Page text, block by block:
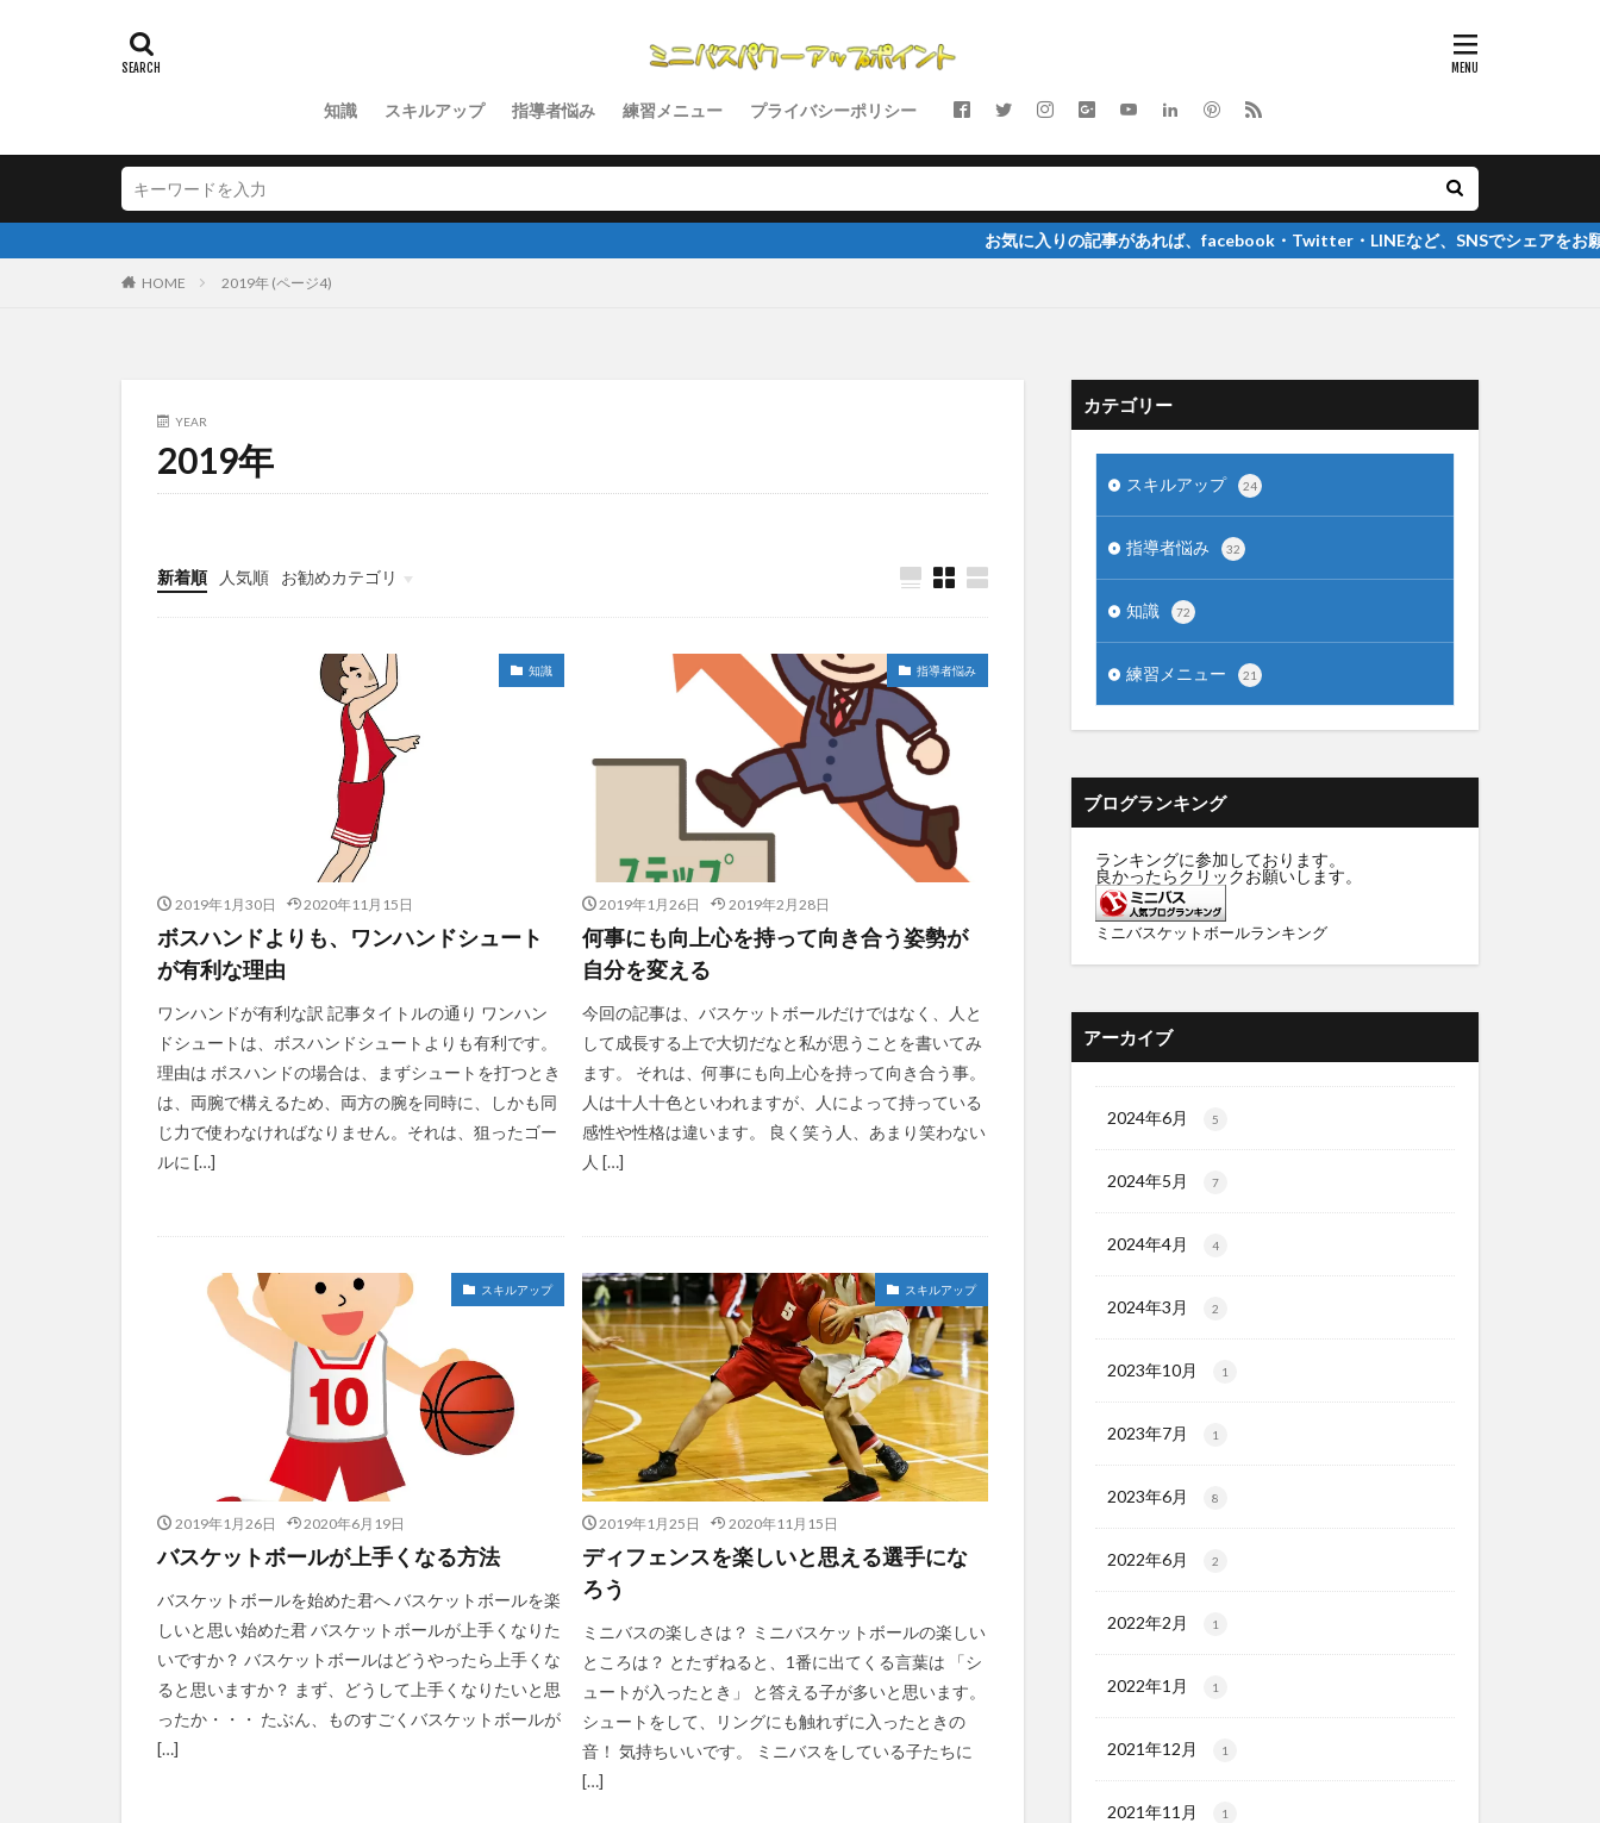
知識 スキルアップ 指導者悩み 練習メニュー プライバシーポリシー
お気に入りの記事があれば、facebook・Twitter・LINEなど、SNSでシェアをお願いします
HOME 2019年 (ページ4)
YEAR
2019年
新着順 人気順
お勧めカテゴリ
指導者悩み
知識
2019年1月30日 2020年11月15日
ボスハンドよりも、ワンハンドシュート
が有利な理由
ワンハンドが有利な訳 記事タイトルの通り ワンハン
ドシュートは、ボスハンドシュートよりも有利です。
理由は ボスハンドの場合は、まずシュートを打つとき
は、両腕で構えるため、両方の腕を同時に、しかも同
じ力で使わなければなりません。それは、狙ったゴー
ルに […]
指導者悩み
2019年1月26日 2019年2月28日
何事にも向上心を持って向き合う姿勢が
自分を変える
今回の記事は、バスケットボールだけではなく、人と
して成長する上で大切だなと私が思うことを書いてみ
ます。 それは、何事にも向上心を持って向き合う事。
人は十人十色といわれますが、人によって持っている
感性や性格は違います。 良く笑う人、あまり笑わない
人 […]
スキルアップ
2019年1月26日 2020年6月19日
バスケットボールが上手くなる方法
バスケットボールを始めた君へ バスケットボールを楽
しいと思い始めた君 バスケットボールが上手くなりた
いですか？ バスケットボールはどうやったら上手くな
ると思いますか？ まず、どうして上手くなりたいと思
ったか・・・ たぶん、ものすごくバスケットボールが
[…]
スキルアップ
2019年1月25日 2020年11月15日
ディフェンスを楽しいと思える選手にな
ろう
ミニバスの楽しさは？ ミニバスケットボールの楽しい
ところは？ とたずねると、1番に出てくる言葉は 「シ
ュートが入ったとき」 と答える子が多いと思います。
シュートをして、リングにも触れずに入ったときの
音！ 気持ちいいです。 ミニバスをしている子たちに
[…]
カテゴリー
スキルアップ 24
指導者悩み 32
知識 72
練習メニュー 21
ブログランキング
ランキングに参加しております。
良かったらクリックお願いします。
ミニバスケットボールランキング
アーカイブ
2024年6月 5
2024年5月 7
2024年4月 4
2024年3月 2
2023年10月 1
2023年7月 1
2023年6月 8
2022年6月 2
2022年2月 1
2022年1月 1
2021年12月 1
2021年11月 1